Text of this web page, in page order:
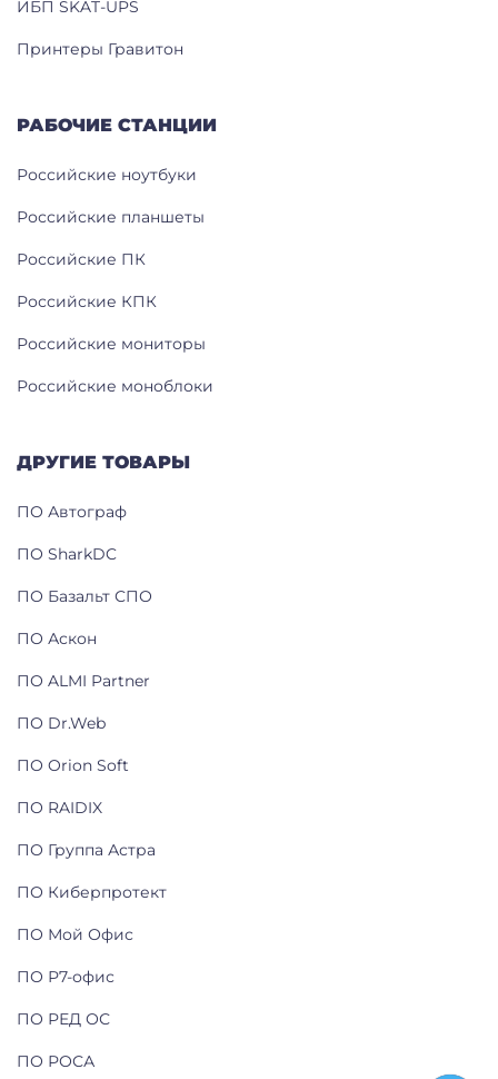
ИБП SKAT-UPS
Принтеры Гравитон
РАБОЧИЕ СТАНЦИИ
Российские ноутбуки
Российские планшеты
Российские ПК
Российские КПК
Российские мониторы
Российские моноблоки
ДРУГИЕ ТОВАРЫ
ПО Автограф
ПО SharkDC
ПО Базальт СПО
ПО Аскон
ПО ALMI Partner
ПО Dr.Web
ПО Orion Soft
ПО RAIDIX
ПО Группа Астра
ПО Киберпротект
ПО Мой Офис
ПО Р7-офис
ПО РЕД ОС
ПО РОСА